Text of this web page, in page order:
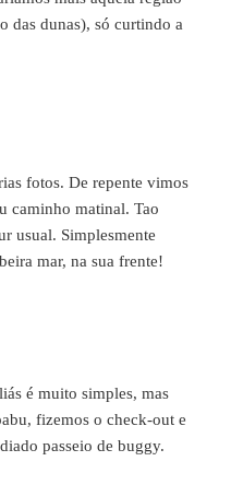
das dunas), só curtindo a
fotos. De repente vimos
caminho matinal. Tao
usual. Simplesmente
mar, na sua frente!
é muito simples, mas
fizemos o check-out e
passeio de buggy.